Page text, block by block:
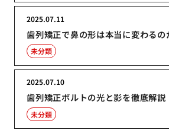
歯列矯正で鼻の形は本当に変わるの
2025.07.11
未分類
歯列矯正ボルトの光と影を徹底解説
2025.07.10
未分類